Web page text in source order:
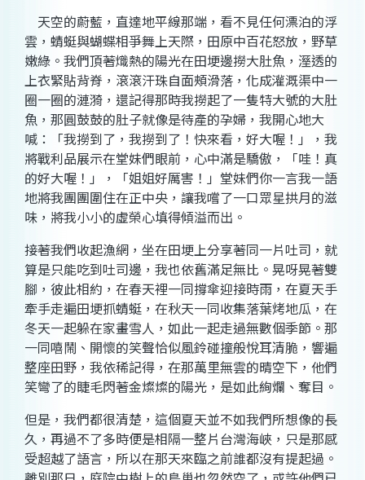
天空的蔚藍，直達地平線那端，看不見任何漂泊的浮
雲，蜻蜓與蝴蝶相爭舞上天際，田原中百花怒放，野草
嫩綠。我們頂著熾熱的陽光在田埂邊撈大肚魚，溼透的
上衣緊貼背脊，滾滾汗珠自面頰滑落，化成灌溉渠中一
圈一圈的漣漪，還記得那時我撈起了一隻特大號的大肚
魚，那圓鼓鼓的肚子就像是待產的孕婦，我開心地大
喊：「我撈到了，我撈到了！快來看，好大喔！」，我
將戰利品展示在堂妹們眼前，心中滿是驕傲，「哇！真
的好大喔！」，「姐姐好厲害！」堂妹們你一言我一語
地將我團團圍住在正中央，讓我嚐了一口眾星拱月的滋
味，將我小小的虛榮心填得傾溢而出。
接著我們收起漁網，坐在田埂上分享著同一片吐司，就
算是只能吃到吐司邊，我也依舊滿足無比。晃呀晃著雙
腳，彼此相約，在春天裡一同撐傘迎接時雨，在夏天手
牽手走遍田埂抓蜻蜓，在秋天一同收集落葉烤地瓜，在
冬天一起躲在家畫雪人，如此一起走過無數個季節。那
一同嘻鬧、開懷的笑聲恰似風鈴碰撞般悅耳清脆，響遍
整座田野，我依稀記得，在那萬里無雲的晴空下，他們
笑彎了的睫毛閃著金燦燦的陽光，是如此絢爛、奪目。
但是，我們都很清楚，這個夏天並不如我們所想像的長
久，再過不了多時便是相隔一整片台灣海峽，只是那感
受超越了語言，所以在那天來臨之前誰都沒有提起過。